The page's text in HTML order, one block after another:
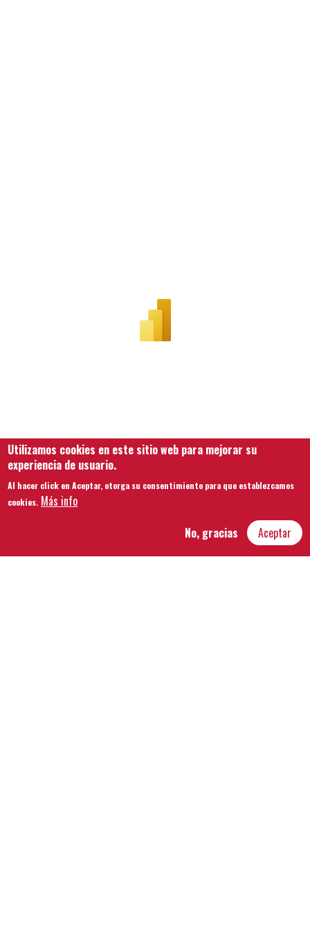
Utilizamos cookies en este sitio web para mejorar su
experiencia de usuario.
Al hacer click en Aceptar, otorga su consentimiento para que establezcamos
cookies. Más info
Aceptar
No, gracias